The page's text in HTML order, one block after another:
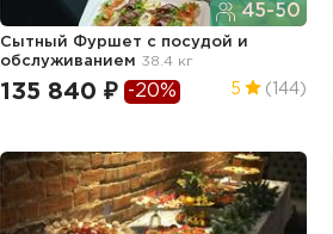
45-50
Сытный Фуршет с посудой и
обслуживанием 38.4 кг
135 840 ₽ -20% 5 (144)